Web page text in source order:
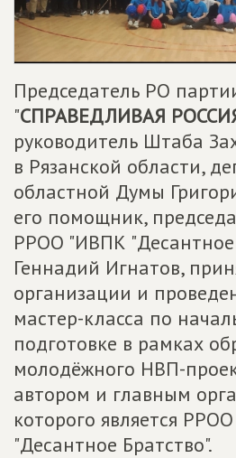
Председатель РО
"СПРАВЕДЛИВАЯ
руководитель Штаба
в Рязанской области,
областной Думы
его помощник,
РРОО "ИВПК "Десантное
Геннадий Игнатов,
организации и
мастер-класса по
подготовке в рамках
молодёжного НВП-
автором и главным
которого является
"Десантное Братство".